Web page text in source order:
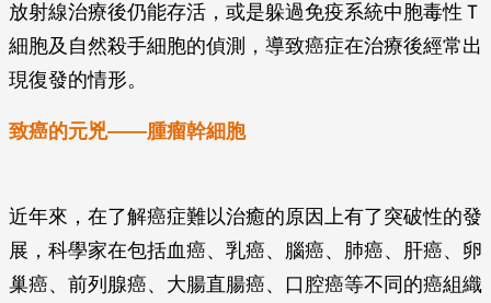
放射線治療後仍能存活，或是躲過免疫系統中胞毒性Ｔ
細胞及自然殺手細胞的偵測，導致癌症在治療後經常出
現復發的情形。
致癌的元兇——腫瘤幹細胞
近年來，在了解癌症難以治癒的原因上有了突破性的發
展，科學家在包括血癌、乳癌、腦癌、肺癌、肝癌、卵
巢癌、前列腺癌、大腸直腸癌、口腔癌等不同的癌組織